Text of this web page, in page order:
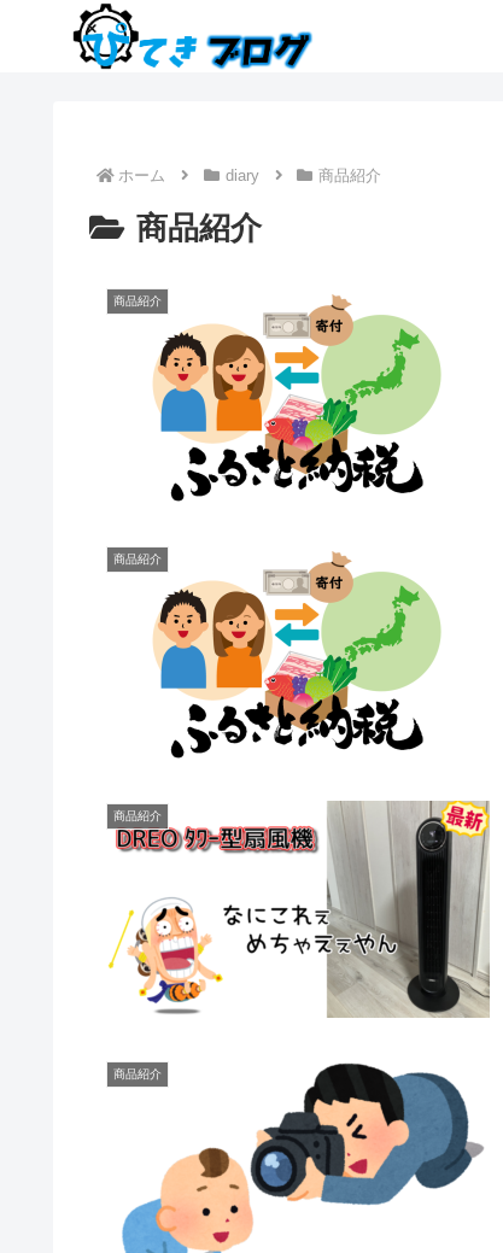
ホーム diary 商品紹介
商品紹介
商品紹介
商品紹介
商品紹介
商品紹介